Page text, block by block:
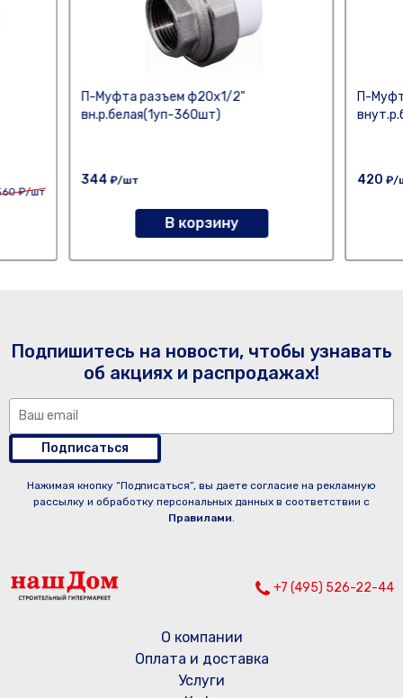
₽/шт
П-Муфта разъем ф20х1/2"
вн.р.белая(1уп-360шт)
344 ₽/шт
В корзину
П-
420 ₽/
Подпишитесь на новости, чтобы узнавать
об акциях и распродажах!
Подписаться
Нажимая кнопку “Подписаться”, вы даете согласие на рекламную
рассылку и обработку персональных данных в соответствии с
Правилами.
+7 (495) 526-22-44
О компании
Оплата и доставка
Услуги